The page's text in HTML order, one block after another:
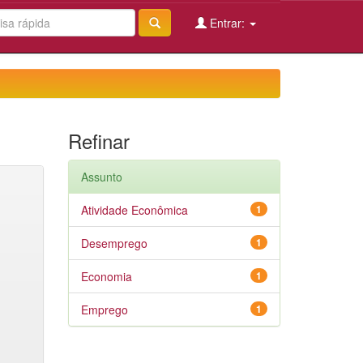
Entrar:
Refinar
Assunto
1
Atividade Econômica
1
Desemprego
1
Economia
1
Emprego